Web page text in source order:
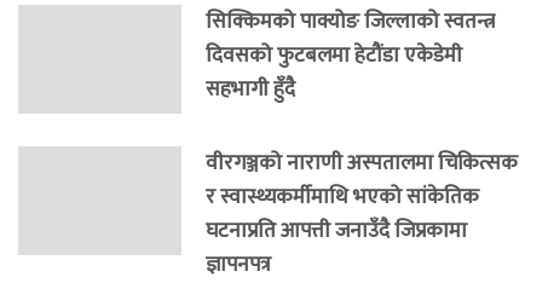
सिक्किमको पाक्योङ जिल्लाको स्वतन्त्र
दिवसको फुटबलमा हेटौंडा एकेडेमी
सहभागी हुँदै
वीरगञ्जको नाराणी अस्पतालमा चिकित्सक
र स्वास्थ्यकर्मीमाथि भएको सांकेतिक
घटनाप्रति आपत्ती जनाउँदै जिप्रकामा
ज्ञापनपत्र